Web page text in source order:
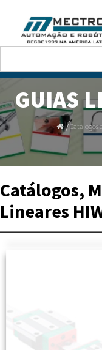
GUIAS
/Catálogos
Catálogos,
Lineares